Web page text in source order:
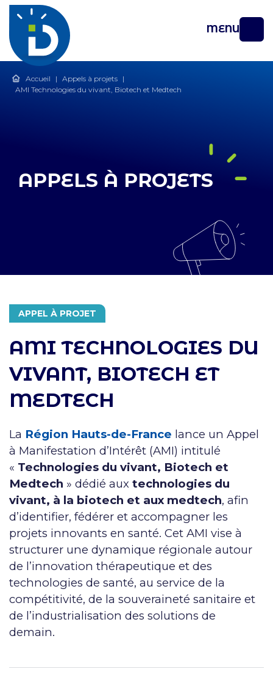
MENU
Accueil | Appels à projets |
AMI Technologies du vivant, Biotech et Medtech
APPELS À PROJETS
APPEL À PROJET
AMI TECHNOLOGIES DU
VIVANT, BIOTECH ET
MEDTECH
La Région Hauts-de-France lance un Appel
à Manifestation d’Intérêt (AMI) intitulé
« Technologies du vivant, Biotech et
Medtech » dédié aux technologies du
vivant, à la biotech et aux medtech, afin
d’identifier, fédérer et accompagner les
projets innovants en santé. Cet AMI vise à
structurer une dynamique régionale autour
de l’innovation thérapeutique et des
technologies de santé, au service de la
compétitivité, de la souveraineté sanitaire et
de l’industrialisation des solutions de
demain.